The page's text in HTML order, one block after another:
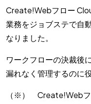
Create!Webフロー
業務をジョブステで自
なりました。
ワークフローの決裁後
漏れなく管理するのに
（※） Create!Webフ